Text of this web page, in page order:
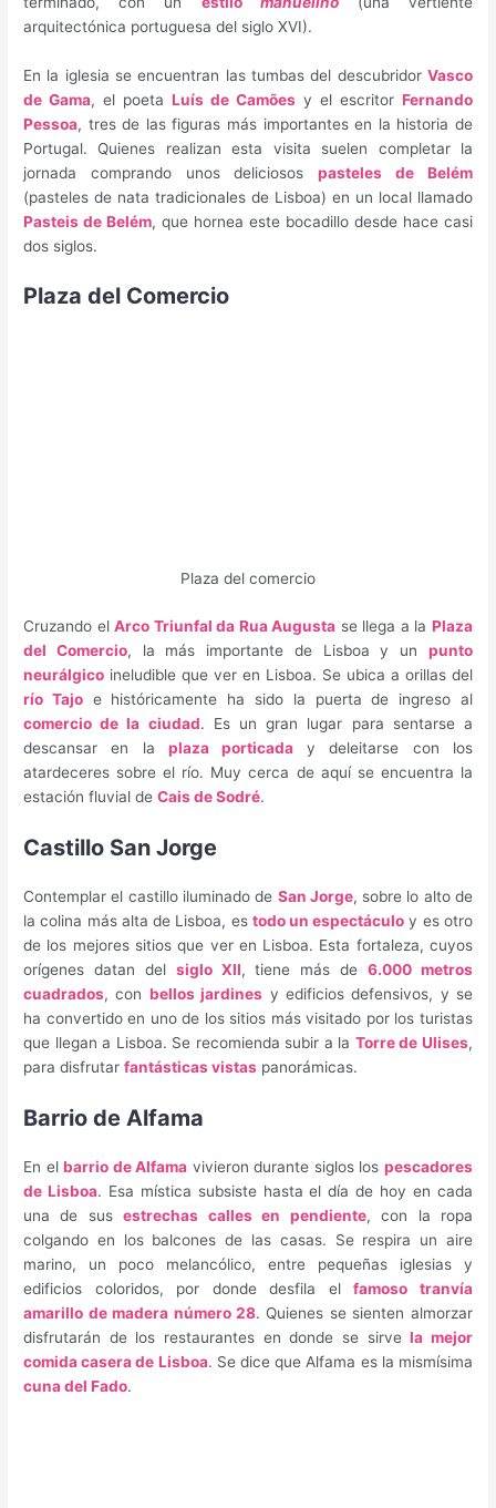
arquitectónica portuguesa del siglo XVI).
En la iglesia se encuentran las tumbas del descubridor Vasco
de Gama, el poetaLuís de Camões y el escritor Fernando
Pessoa, tres de las figuras más importantes en la historia de
Portugal. Quienes realizan esta visita suelen completar la
jornada comprando unos deliciosospasteles de Belém
(pasteles de nata tradicionales de Lisboa) en un local llamado
Pasteis de Belém, que hornea este bocadillo desde hace casi
dos siglos.
Plaza del Comercio
Plaza del comercio
Cruzando elArco Triunfal da Rua Augusta se llega a la Plaza
del Comercio, la más importante de Lisboa y un punto
neurálgico ineludible que ver en Lisboa. Se ubica a orillas del
río Tajoe históricamente ha sido la puerta de ingreso al
comercio de la ciudad. Es un gran lugar para sentarse a
descansar en la plaza porticada y deleitarse con los
atardeceres sobre el río. Muy cerca de aquí se encuentra la
estación fluvial deCais de Sodré.
Castillo San Jorge
Contemplar el castillo iluminado de San Jorge, sobre lo alto de
la colina más alta de Lisboa, es todo un espectáculo y es otro
de los mejores sitios que ver en Lisboa. Esta fortaleza, cuyos
orígenes datan del siglo XII, tiene más de6.000 metros
cuadrados, con bellos jardines y edificios defensivos, y se
ha convertido en uno de los sitios más visitado por los turistas
que llegan a Lisboa. Se recomienda subir a la Torre de Ulises,
para disfrutarfantásticas vistas panorámicas.
Barrio de Alfama
En elbarrio de Alfama vivieron durante siglos los pescadores
de Lisboa. Esa mística subsiste hasta el día de hoy en cada
una de susestrechas calles en pendiente, con la ropa
colgando en los balcones de las casas. Se respira un aire
marino, un poco melancólico, entre pequeñas iglesias y
edificios coloridos, por donde desfila elfamoso tranvía
amarillo de madera número 28. Quienes se sienten almorzar
disfrutarán de los restaurantes en donde se sirvela mejor
comida casera de Lisboa. Se dice que Alfama es la mismísima
cuna del Fado.